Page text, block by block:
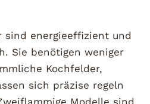
sind energieeffizient und
Sie benötigen weniger
Kochfelder,
sich präzise regeln
Modelle sind